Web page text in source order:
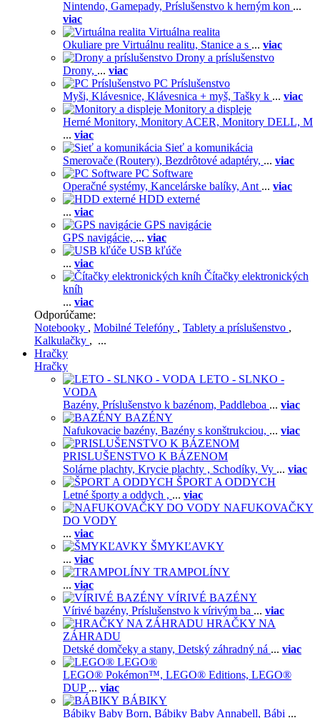
Nintendo, Gamepady, Príslušenstvo k herným kon ...
viac
Virtuálna realita
Okuliare pre Virtuálnu realitu, Stanice a s ... viac
Drony a príslušenstvo
Drony, ... viac
PC Príslušenstvo
Myši, Klávesnice, Klávesnica + myš, Tašky k ... viac
Monitory a displeje
Herné Monitory, Monitory ACER, Monitory DELL, M
... viac
Sieť a komunikácia
Smerovače (Routery), Bezdrôtové adaptéry, ... viac
PC Software
Operačné systémy, Kancelárske balíky, Ant ... viac
HDD externé
... viac
GPS navigácie
GPS navigácie, ... viac
USB kľúče
... viac
Čítačky elektronických
kníh
... viac
Odporúčame:
Notebooky , Mobilné Telefóny , Tablety a príslušenstvo ,
Kalkulačky , ...
Hračky
Hračky
LETO - SLNKO -
VODA
Bazény, Príslušenstvo k bazénom, Paddleboa ... viac
BAZÉNY
Nafukovacie bazény, Bazény s konštrukciou, ... viac
PRISLUŠENSTVO K BÁZENOM
Solárne plachty, Krycie plachty , Schodíky, Vy ... viac
ŠPORT A ODDYCH
Letné športy a oddych , ... viac
NAFUKOVAČKY
DO VODY
... viac
ŠMYKĽAVKY
... viac
TRAMPOLÍNY
... viac
VÍRIVÉ BAZÉNY
Vírivé bazény, Príslušenstvo k vírivým ba ... viac
HRAČKY NA
ZÁHRADU
Detské domčeky a stany, Detský záhradný ná ... viac
LEGO®
LEGO® Pokémon™, LEGO® Editions, LEGO®
DUP ... viac
BÁBIKY
Bábiky Baby Born, Bábiky Baby Annabell, Bábi ...